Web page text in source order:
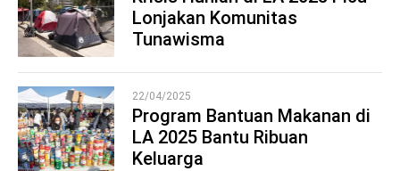
4
Lonjakan Komunitas
Tunawisma
5
22/04/2025
Program Bantuan Makanan di
LA 2025 Bantu Ribuan
Keluarga